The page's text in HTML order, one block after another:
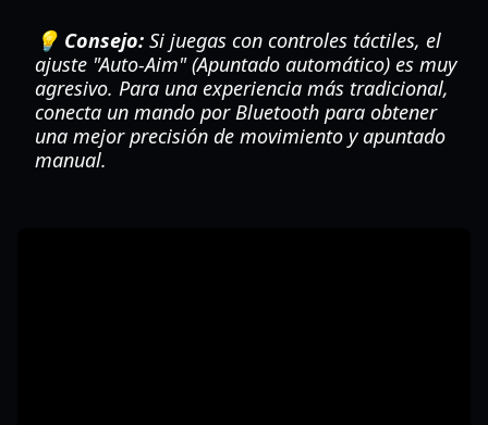
💡 Consejo: Si juegas con controles táctiles, el
ajuste "Auto-Aim" (Apuntado automático) es muy
agresivo. Para una experiencia más tradicional,
conecta un mando por Bluetooth para obtener
una mejor precisión de movimiento y apuntado
manual.